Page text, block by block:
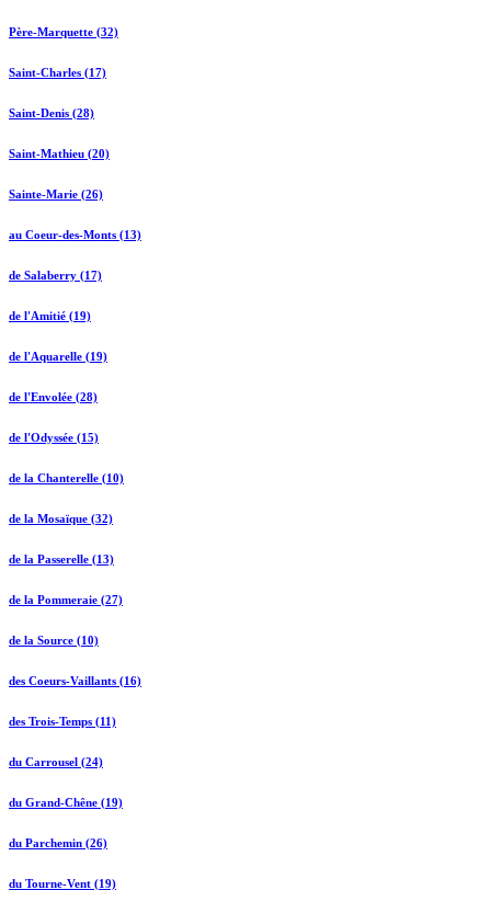
Père-Marquette (32)
Saint-Charles (17)
Saint-Denis (28)
Saint-Mathieu (20)
Sainte-Marie (26)
au Coeur-des-Monts (13)
de Salaberry (17)
de l'Amitié (19)
de l'Aquarelle (19)
de l'Envolée (28)
de l'Odyssée (15)
de la Chanterelle (10)
de la Mosaïque (32)
de la Passerelle (13)
de la Pommeraie (27)
de la Source (10)
des Coeurs-Vaillants (16)
des Trois-Temps (11)
du Carrousel (24)
du Grand-Chêne (19)
du Parchemin (26)
du Tourne-Vent (19)